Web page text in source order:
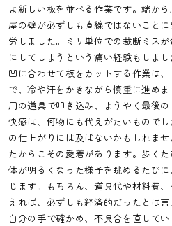
よ新しい板を並べる作業です。端か
屋の壁が必ずしも直線ではないこと
労しました。ミリ単位での裁断ミス
にしてしまうという痛い経験もしま
凹に合わせて板をカットする作業は
で、冷や汗をかきながら慎重に進め
用の道具で叩き込み、ようやく最後
快感は、何物にも代えがたいもので
の仕上がりには及ばないかもしれま
たからこその愛着があります。歩く
体が明るくなった様子を眺めるたび
じます。もちろん、道具代や材料費
えれば、必ずしも経済的だったとは
自分の手で確かめ、不具合を直して